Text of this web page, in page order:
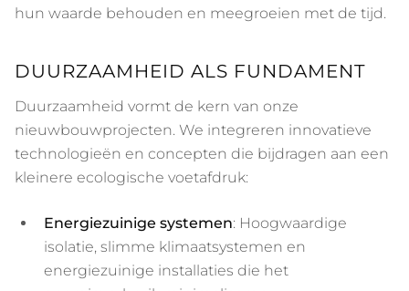
hun waarde behouden en meegroeien met de tijd.
DUURZAAMHEID ALS FUNDAMENT
Duurzaamheid vormt de kern van onze
nieuwbouwprojecten. We integreren innovatieve
technologieën en concepten die bijdragen aan een
kleinere ecologische voetafdruk:
Energiezuinige systemen: Hoogwaardige
isolatie, slimme klimaatsystemen en
energiezuinige installaties die het